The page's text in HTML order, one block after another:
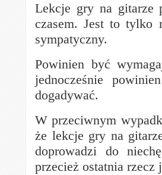
Lekcje gry na gitarze
czasem. Jest to tylko
sympatyczny.
Powinien być
jednocześnie
dogadywać.
W przeciwnym
że lekcje gry na
doprowadzi do
przecież ostatnia rzecz